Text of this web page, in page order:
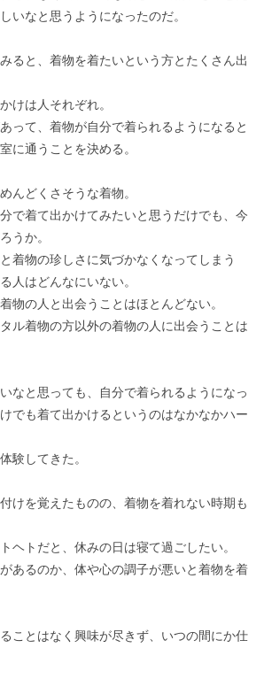
いなと思うようになったのだ。
ると、着物を着たいという方とたくさん出
けは人それぞれ。
って、着物が自分で着られるようになると
に通うことを決める。
んどくさそうな着物。
で着て出かけてみたいと思うだけでも、今
うか。
着物の珍しさに気づかなくなってしまう
人はどんなにいない。
物の人と出会うことはほとんどない。
ル着物の方以外の着物の人に出会うことは
なと思っても、自分で着られるようになっ
でも着て出かけるというのはなかなかハー
験してきた。
けを覚えたものの、着物を着れない時期も
ヘトだと、休みの日は寝て過ごしたい。
あるのか、体や心の調子が悪いと着物を着
ことはなく興味が尽きず、いつの間にか仕